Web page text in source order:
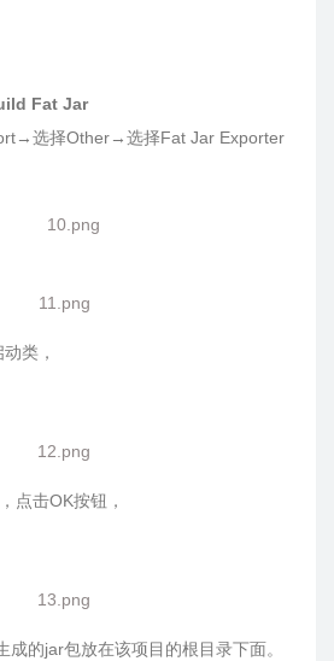
Fat Jar
选择Other→选择Fat Jar Exporter
10.png
11.png
类，
12.png
点击OK按钮，
13.png
成的jar包放在该项目的根目录下面。